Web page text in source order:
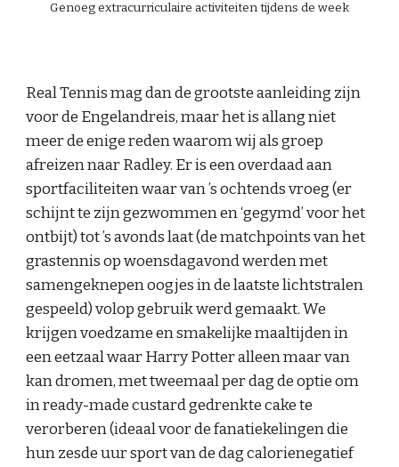
Genoeg extracurriculaire activiteiten tijdens de week
Real Tennis mag dan de grootste aanleiding zijn
voor de Engelandreis, maar het is allang niet
meer de enige reden waarom wij als groep
afreizen naar Radley. Er is een overdaad aan
sportfaciliteiten waar van ’s ochtends vroeg (er
schijnt te zijn gezwommen en ‘gegymd’ voor het
ontbijt) tot ’s avonds laat (de matchpoints van het
grastennis op woensdagavond werden met
samengeknepen oogjes in de laatste lichtstralen
gespeeld) volop gebruik werd gemaakt. We
krijgen voedzame en smakelijke maaltijden in
een eetzaal waar Harry Potter alleen maar van
kan dromen, met tweemaal per dag de optie om
in ready-made custard gedrenkte cake te
verorberen (ideaal voor de fanatiekelingen die
hun zesde uur sport van de dag calorienegatief